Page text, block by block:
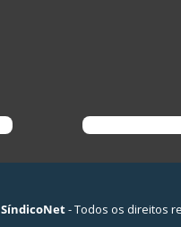
SíndicoNet- Todos os direitos